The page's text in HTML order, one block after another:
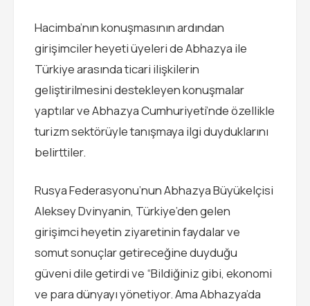
Hacimba’nın konuşmasının ardından
girişimciler heyeti üyeleri de Abhazya ile
Türkiye arasında ticari ilişkilerin
geliştirilmesini destekleyen konuşmalar
yaptılar ve Abhazya Cumhuriyeti’nde özellikle
turizm sektörüyle tanışmaya ilgi duyduklarını
belirttiler.
Rusya Federasyonu’nun Abhazya Büyükelçisi
Aleksey Dvinyanin, Türkiye’den gelen
girişimci heyetin ziyaretinin faydalar ve
somut sonuçlar getireceğine duyduğu
güveni dile getirdi ve “Bildiğiniz gibi, ekonomi
ve para dünyayı yönetiyor. Ama Abhazya’da